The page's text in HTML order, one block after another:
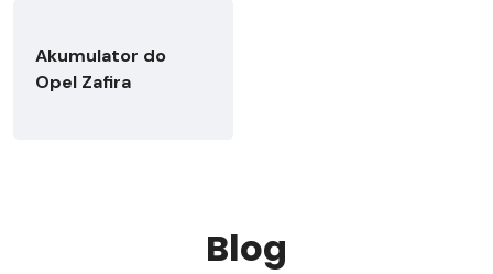
Akumulator do
Opel Zafira
Blog